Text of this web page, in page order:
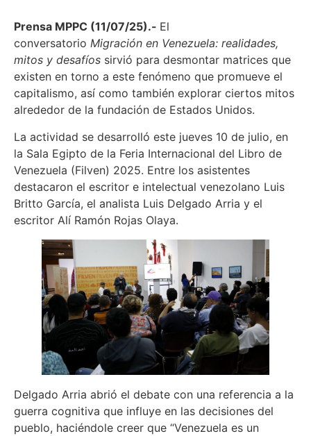
Prensa MPPC (11/07/25).- El
conversatorio Migración en Venezuela: realidades,
mitos y desafíos sirvió para desmontar matrices que
existen en torno a este fenómeno que promueve el
capitalismo, así como también explorar ciertos mitos
alrededor de la fundación de Estados Unidos.
La actividad se desarrolló este jueves 10 de julio, en
la Sala Egipto de la Feria Internacional del Libro de
Venezuela (Filven) 2025. Entre los asistentes
destacaron el escritor e intelectual venezolano Luis
Britto García, el analista Luis Delgado Arria y el
escritor Alí Ramón Rojas Olaya.
Delgado Arria abrió el debate con una referencia a la
guerra cognitiva que influye en las decisiones del
pueblo, haciéndole creer que “Venezuela es un